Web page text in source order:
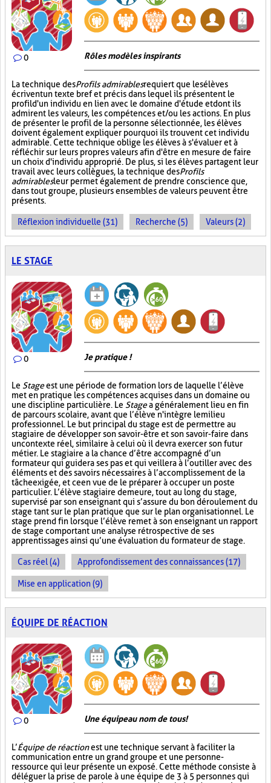
0 Rôles modèles inspirants
La technique desProfils admirablesrequiert que les élèves
écrivent un texte bref et précis dans lequel ils présentent le
profil d'un individu en lien avec le domaine d'étude et dont ils
admirent les valeurs, les compétences et/ou les actions. En plus
de présenter le profil de la personne sélectionnée, les élèves
doivent également expliquer pourquoi ils trouvent cet individu
admirable. Cette technique oblige les élèves à s'évaluer et à
réfléchir sur leurs propres valeurs afin d'être en mesure de faire
un choix d'individu approprié. De plus, si les élèves partagent leur
travail avec leurs collègues, la technique desProfils
admirablesleur permet également de prendre conscience que,
dans tout groupe, plusieurs ensembles de valeurs peuvent être
présents.
Réflexion individuelle (31) Recherche (5) Valeurs (2)
LE STAGE
0 Je pratique !
Le Stageest une période de formation lors de laquelle l’élève
met en pratique les compétences acquises dans un domaine ou
une discipline particulière. Le Stagea généralement lieu en fin
de parcours scolaire, avant que l’élève n'intègre le milieu
professionnel. Le but principal du stage est de permettre au
stagiaire de développer son savoir-être et son savoir-faire dans
un contexte réel, similaire à celui où il devra exercer son futur
métier. Le stagiaire a la chance d’être accompagné d’un
formateur qui guidera ses pas et qui veillera à l’outiller avec des
éléments et des savoirs nécessaires à l’accomplissement de la
tâche exigée, et ce en vue de le préparer à occuper un poste
particulier. L’élève stagiaire demeure, tout au long du stage,
supervisé par son enseignant qui s’assure du bon déroulement du
stage tant sur le plan pratique que sur le plan organisationnel. Le
stage prend fin lorsque l’élève remet à son enseignant un rapport
de stage comportant une analyse rétrospective de ses
apprentissages ainsi qu’une évaluation du formateur de stage.
Cas réel (4) Approfondissement des connaissances (17)
Mise en application (9)
ÉQUIPE DE RÉACTION
0 Une équipe au nom de tous!
L’Équipe de réactionest une technique servant à faciliter la
communication entre un grand groupe et une personne-
ressource qui leur présente un exposé. Cette méthode consiste à
déléguer la prise de parole à une équipe de 3 à 5 personnes qui